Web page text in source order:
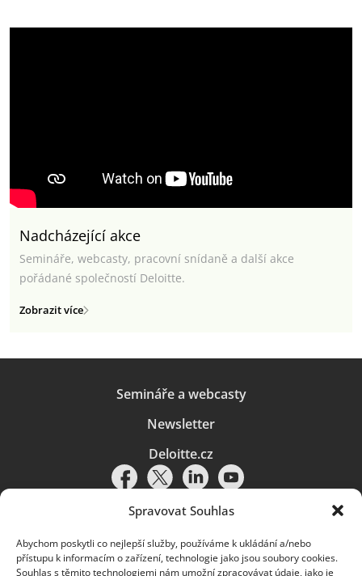
Spravovat Souhlas
Abychom poskytli co nejlepší služby, používáme k ukládání a/nebo
přístupu k informacím o zařízení, technologie jako jsou soubory cookies.
Souhlas s těmito technologiemi nám umožní zpracovávat údaje, jako je
Nadcházející akce
Semináře, webcasty, pracovní snídaně a další akce
pořádané společností Deloitte.
Zobrazit více
Semináře a webcasty
Newsletter
Deloitte.cz
Pravidla používání|Ochrana osobních údajů|Soubory cookies |
Deloitte.cz